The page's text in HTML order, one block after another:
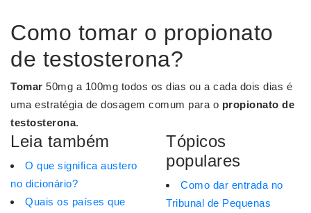
Como tomar o propionato
de testosterona?
Tomar 50mg a 100mg todos os dias ou a cada dois dias é
uma estratégia de dosagem comum para o propionato de
testosterona.
Leia também
O que significa austero
no dicionário?
Quais os países que
Tópicos
populares
Como dar entrada no
Tribunal de Pequenas